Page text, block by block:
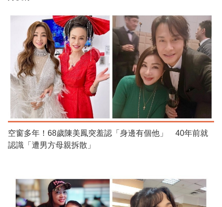
空窗多年！68歲陳美鳳突羞認「身邊有個他」 40年前就
認識「遭男方母親拆散」